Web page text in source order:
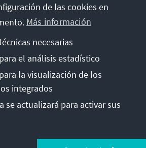
fundación
de uso
sobre accesibilidad
melden
Mapa del sitio
Stiftung e.V. 2026
de las cookies en
Más información
necesarias
el análisis estadístico
la visualización de los
integrados
se actualizará para activar sus